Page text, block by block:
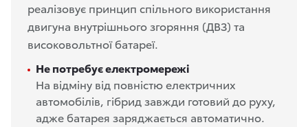
реалізовує принцип спільного використання
двигуна внутрішнього згоряння (ДВЗ) та
високовольтної батареї.
Не потребує електромережі
На відміну від повністю електричних
автомобілів, гібрид завжди готовий до руху,
адже батарея заряджається автоматично.